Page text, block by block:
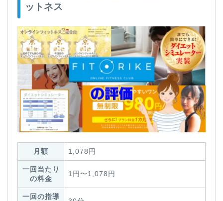
ットネス
月額 1,078円
一回当たり
の料金
1円〜1,078円
一回の指導